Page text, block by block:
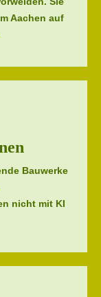
Aachen auf
Bauwerke
nicht mit KI